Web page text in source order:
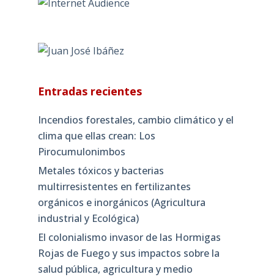
Entradas recientes
Incendios forestales, cambio climático y el
clima que ellas crean: Los
Pirocumulonimbos
Metales tóxicos y bacterias
multirresistentes en fertilizantes
orgánicos e inorgánicos (Agricultura
industrial y Ecológica)
El colonialismo invasor de las Hormigas
Rojas de Fuego y sus impactos sobre la
salud pública, agricultura y medio